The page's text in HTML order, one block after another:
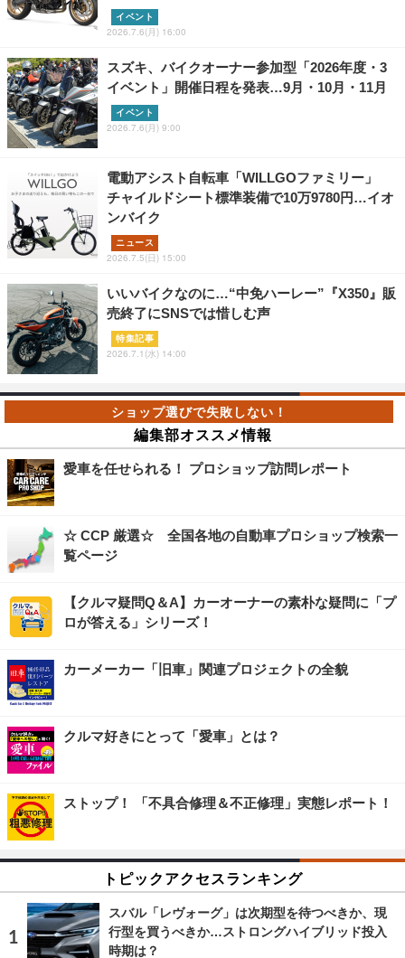
イベント
2026.7.6(月) 16:00
スズキ、バイクオーナー参加型「2026年度・3
イベント」開催日程を発表…9月・10月・11月
イベント
2026.7.6(月) 9:00
電動アシスト自転車「WILLGOファミリー」
チャイルドシート標準装備で10万9780円…イオ
ンバイク
ニュース
2026.7.5(日) 15:00
いいバイクなのに…“中免ハーレー”『X350』販
売終了にSNSでは惜しむ声
特集記事
2026.7.1(水) 14:00
編集部オススメ情報
愛車を任せられる！ プロショップ訪問レポート
☆ CCP 厳選☆ 全国各地の自動車プロショップ検索一
覧ページ
【クルマ疑問Q＆A】カーオーナーの素朴な疑問に「プ
ロが答える」シリーズ！
カーメーカー「旧車」関連プロジェクトの全貌
クルマ好きにとって「愛車」とは？
ストップ！ 「不具合修理＆不正修理」実態レポート！
トピックアクセスランキング
スバル「レヴォーグ」は次期型を待つべきか、現
行型を買うべきか…ストロングハイブリッド投入
時期は？